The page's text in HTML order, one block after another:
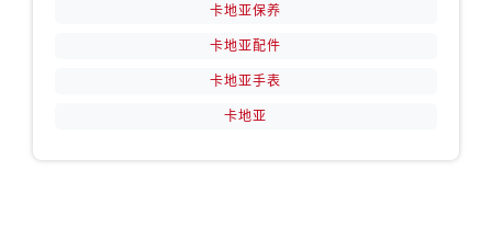
卡地亚保养
卡地亚配件
卡地亚手表
卡地亚